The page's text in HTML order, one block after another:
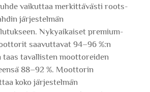
vaikuttaa merkittävästi roots-
järjestelmän
Nykyaikaiset premium-
saavuttavat 94–96 %:n
tavallisten moottoreiden
88–92 %. Moottorin
koko järjestelmän